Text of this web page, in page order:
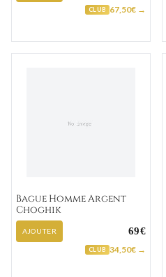
CLUB 67,50€ →
Bague Homme Argent
Choghik
AJOUTER 69€
CLUB 34,50€ →